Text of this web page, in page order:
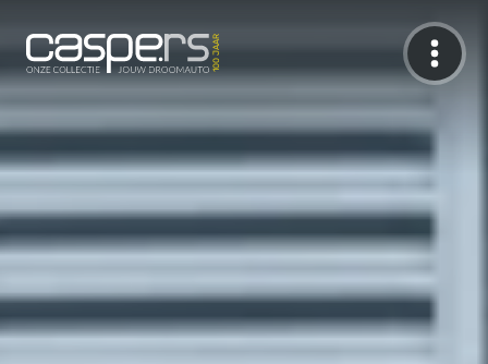
De Caspers Collectie